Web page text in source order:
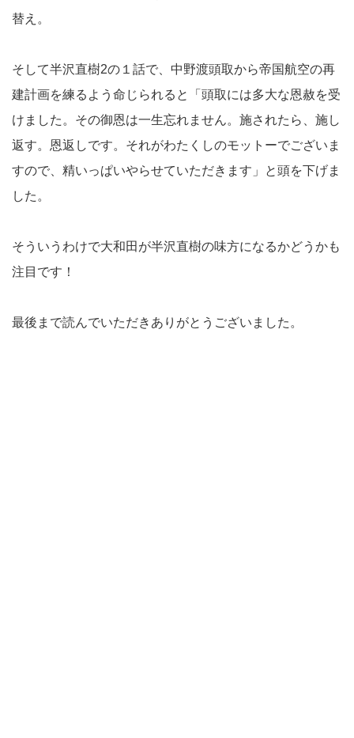
替え。
そして半沢直樹2の１話で、中野渡頭取から帝国航空の再
建計画を練るよう命じられると「頭取には多大な恩赦を受
けました。その御恩は一生忘れません。施されたら、施し
返す。恩返しです。それがわたくしのモットーでございま
すので、精いっぱいやらせていただきます」と頭を下げま
した。
そういうわけで大和田が半沢直樹の味方になるかどうかも
注目です！
最後まで読んでいただきありがとうございました。